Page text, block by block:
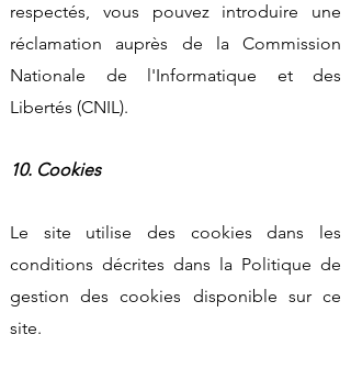
respectés, vous pouvez introduire une
réclamation auprès de la Commission
Nationale de l'Informatique et des
Libertés (CNIL).
10. Cookies
Le site utilise des cookies dans les
conditions décrites dans la Politique de
gestion des cookies disponible sur ce
site.